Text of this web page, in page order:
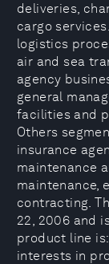
deliveries,
cargo
logistics
air and sea
agency
general
facilities and
Others
insurance
maintenance
maintenance,
contracting.
22, 2006 and
product line
interests in